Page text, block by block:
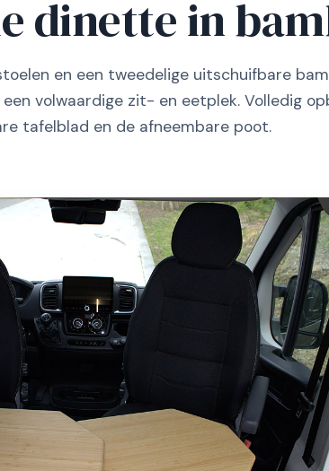
dinette in
en een tweedelige uitschuifbare
volwaardige zit- en eetplek. Volledig
tafelblad en de afneembare poot.